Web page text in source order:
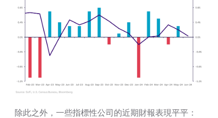
除此之外，一些指標性公司的近期財報表現平平：